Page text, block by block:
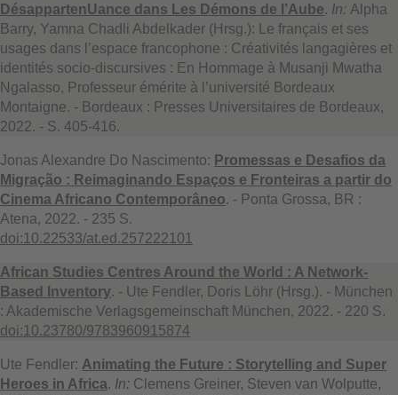
DésappartenUance dans Les Démons de l’Aube. In: Alpha
Barry, Yamna Chadli Abdelkader (Hrsg.): Le français et ses
usages dans l’espace francophone : Créativités langagières et
identités socio-discursives : En Hommage à Musanji Mwatha
Ngalasso, Professeur émérite à l’université Bordeaux
Montaigne. - Bordeaux : Presses Universitaires de Bordeaux,
2022. - S. 405-416.
Jonas Alexandre Do Nascimento: Promessas e Desafios da
Migração : Reimaginando Espaços e Fronteiras a partir do
Cinema Africano Contemporâneo. - Ponta Grossa, BR :
Atena, 2022. - 235 S.
doi:10.22533/at.ed.257222101
African Studies Centres Around the World : A Network-
Based Inventory. - Ute Fendler, Doris Löhr (Hrsg.). - München
: Akademische Verlagsgemeinschaft München, 2022. - 220 S.
doi:10.23780/9783960915874
Ute Fendler: Animating the Future : Storytelling and Super
Heroes in Africa. In: Clemens Greiner, Steven van Wolputte,